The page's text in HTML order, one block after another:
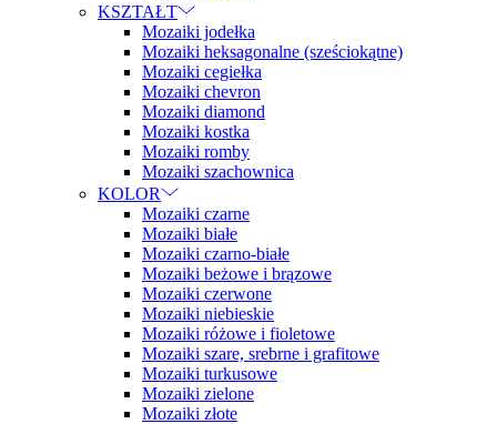
KSZTAŁT
Mozaiki jodełka
Mozaiki heksagonalne (sześciokątne)
Mozaiki cegiełka
Mozaiki chevron
Mozaiki diamond
Mozaiki kostka
Mozaiki romby
Mozaiki szachownica
KOLOR
Mozaiki czarne
Mozaiki białe
Mozaiki czarno-białe
Mozaiki beżowe i brązowe
Mozaiki czerwone
Mozaiki niebieskie
Mozaiki różowe i fioletowe
Mozaiki szare, srebrne i grafitowe
Mozaiki turkusowe
Mozaiki zielone
Mozaiki złote